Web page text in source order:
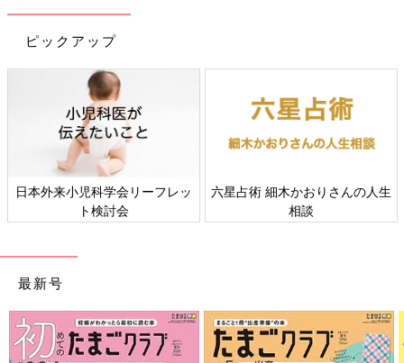
ピックアップ
日本外来小児科学会リーフレッ
ト検討会
六星占術 細木かおりさんの人生
相談
最新号